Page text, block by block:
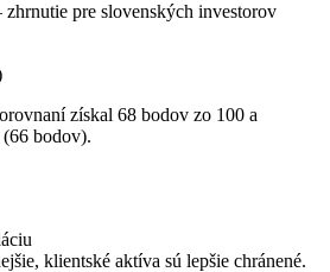
pre slovenských investorov
získal 68 bodov zo 100 a
bodov).
klientské aktíva sú lepšie chránené.